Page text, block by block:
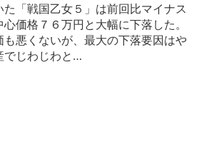
「戦国乙女５」は前回比マイナス
価格７６万円と大幅に下落した。
悪くないが、最大の下落要因はや
でじわじわと…